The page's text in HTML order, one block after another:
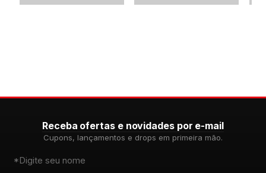
Receba ofertas e novidades por e-mail
Cupons, lançamentos e drops em primeira mão.